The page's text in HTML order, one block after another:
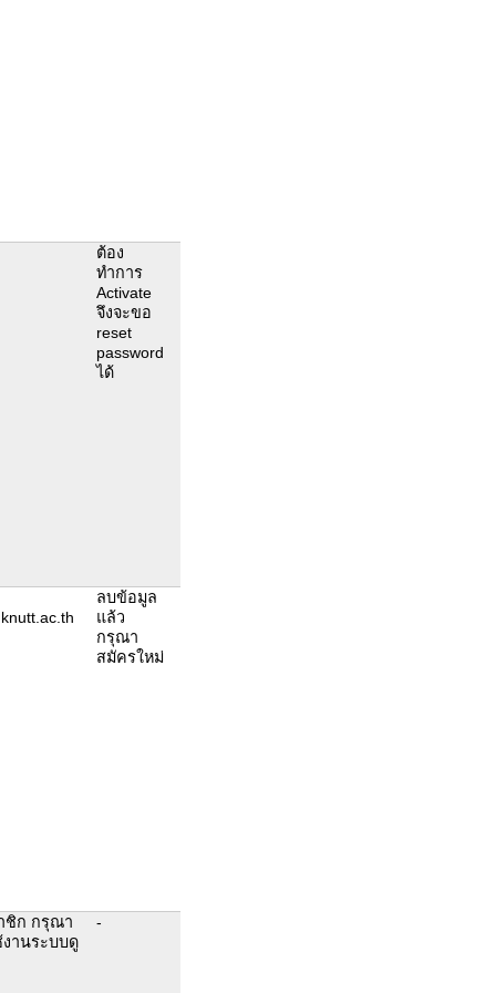
ต้อง
ทำการ
Activate
จึงจะขอ
reset
password
ได้
ลบข้อมูล
แล้ว
กรุณา
สมัครใหม่
ชิก กรุณา
านระบบดู
-